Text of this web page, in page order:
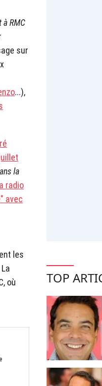
à RMC
sur
...),
la
la radio
avec
les
où
TOP